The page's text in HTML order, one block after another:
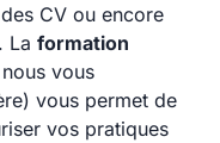
CV ou encore
La formation
vous
vous permet de
vos pratiques